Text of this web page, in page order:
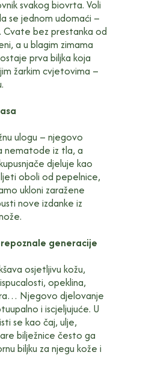
svakog biovrta. Voli
se jednom udomaći –
Cvate bez prestanka od
a u blagim zimama
prva biljka koja
žarkim cvjetovima –
ulogu – njegovo
nematode iz tla, a
djeluje kao
oboli od pepelnice,
ukloni zaražene
nove izdanke iz
generacije
osjetljivu kožu,
opeklina,
Njegovo djelovanje
i iscjeljujuće. U
se kao čaj, ulje,
bilježnice često ga
biljku za njegu kože i